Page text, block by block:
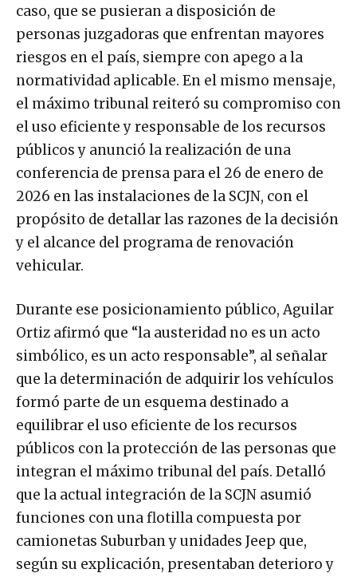
caso, que se pusieran a disposición de
personas juzgadoras que enfrentan mayores
riesgos en el país, siempre con apego a la
normatividad aplicable. En el mismo mensaje,
el máximo tribunal reiteró su compromiso con
el uso eficiente y responsable de los recursos
públicos y anunció la realización de una
conferencia de prensa para el 26 de enero de
2026 en las instalaciones de la SCJN, con el
propósito de detallar las razones de la decisión
y el alcance del programa de renovación
vehicular.
Durante ese posicionamiento público, Aguilar
Ortiz afirmó que “la austeridad no es un acto
simbólico, es un acto responsable”, al señalar
que la determinación de adquirir los vehículos
formó parte de un esquema destinado a
equilibrar el uso eficiente de los recursos
públicos con la protección de las personas que
integran el máximo tribunal del país. Detalló
que la actual integración de la SCJN asumió
funciones con una flotilla compuesta por
camionetas Suburban y unidades Jeep que,
según su explicación, presentaban deterioro y